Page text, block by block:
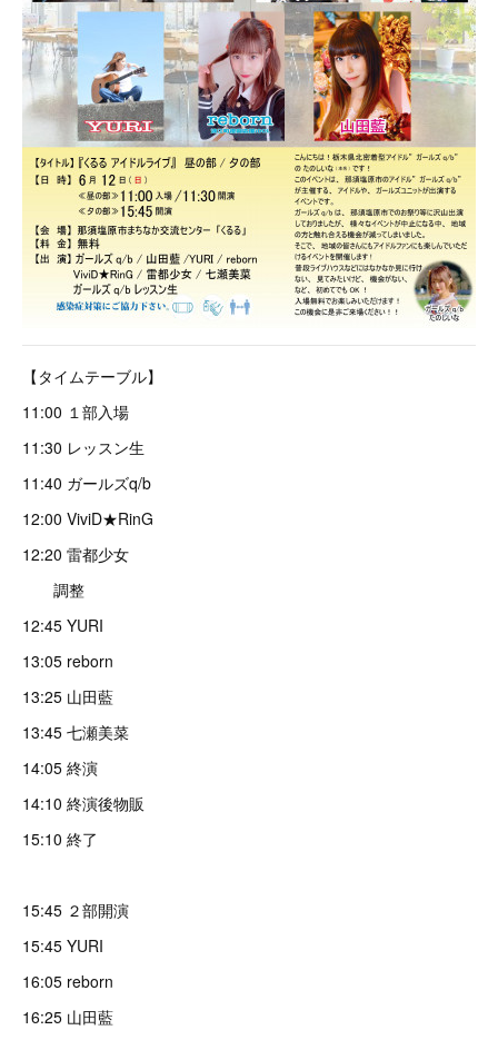
【タイムテーブル】
11:00 １部入場
11:30 レッスン生
11:40 ガールズq/b
12:00 ViviD★RinG
12:20 雷都少女
調整
12:45 YURI
13:05 reborn
13:25 山田藍
13:45 七瀬美菜
14:05 終演
14:10 終演後物販
15:10 終了
15:45 ２部開演
15:45 YURI
16:05 reborn
16:25 山田藍